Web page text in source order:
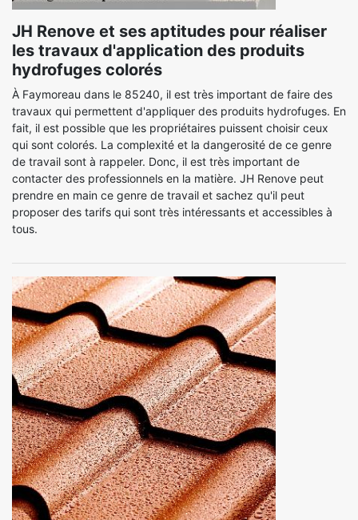
JH Renove et ses aptitudes pour réaliser
les travaux d'application des produits
hydrofuges colorés
À Faymoreau dans le 85240, il est très important de faire des
travaux qui permettent d'appliquer des produits hydrofuges. En
fait, il est possible que les propriétaires puissent choisir ceux
qui sont colorés. La complexité et la dangerosité de ce genre
de travail sont à rappeler. Donc, il est très important de
contacter des professionnels en la matière. JH Renove peut
prendre en main ce genre de travail et sachez qu'il peut
proposer des tarifs qui sont très intéressants et accessibles à
tous.